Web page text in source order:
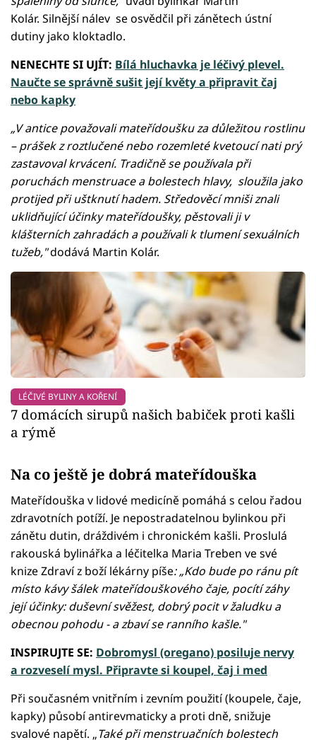
Kolár. Silnější nálev se osvědčil při zánětech ústní
dutiny jako kloktadlo.
NENECHTE SI UJÍT: Bílá hluchavka je léčivý plevel.
Naučte se správně sušit její květy a připravit čaj
nebo kapky
„V antice považovali mateřídoušku za důležitou rostlinu
– prášek z roztlučené nebo rozemleté kvetoucí nati prý
zastavoval krvácení. Tradičně se používala při
poruchách menstruace a bolestech hlavy, sloužila jako
protijed při uštknutí hadem. Středověcí mniši znali
uklidňující účinky mateřídoušky, pěstovali ji v
klášterních zahradách a používali k tlumení sexuálních
tužeb,"dodává Martin Kolár.
LÉČIVÉ BYLINY A KOŘENÍ
7 domácích sirupů našich babiček proti kašli
a rýmě
Na co ještě je dobrá mateřídouška
Mateřídouška v lidové medicíně pomáhá s celou řadou
zdravotních potíží. Je nepostradatelnou bylinkou při
zánětu dutin, dráždivém i chronickém kašli. Proslulá
rakouská bylinářka a léčitelka Maria Treben ve své
knize Zdraví z boží lékárny píše: „Kdo bude po ránu pít
místo kávy šálek mateřídouškového čaje, pocítí záhy
její účinky: duševní svěžest, dobrý pocit v žaludku a
obecnou pohodu - a zbaví se ranního kašle."
INSPIRUJTE SE: Dobromysl (oregano) posiluje nervy
a rozveselí mysl. Připravte si koupel, čaj i med
Při současném vnitřním i zevním použití (koupele, čaje,
kapky) působí antirevmaticky a proti dně, snižuje
svalové napětí. „Také při menstruačních bolestech